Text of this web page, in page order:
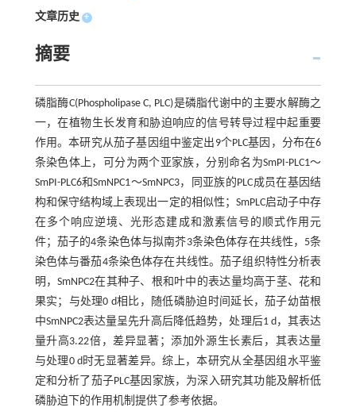
文章历史 +
摘要
磷脂酶C(Phospholipase C, PLC)是磷脂代谢中的主要水解酶之
一，在植物生长发育和胁迫响应的信号转导过程中起重要
作用。本研究从茄子基因组中鉴定出9个PLC基因，分布在6
条染色体上，可分为两个亚家族，分别命名为SmPI-PLC1～
SmPI-PLC6和SmNPC1～SmNPC3，同亚族的PLC成员在基因结
构和保守结构域上表现出一定的相似性；SmPLC启动子中存
在多个响应逆境、光形态建成和激素信号的顺式作用元
件；茄子的4条染色体与拟南芥3条染色体存在共线性，5条
染色体与番茄4条染色体存在共线性。茄子组织特性分析表
明，SmNPC2在其种子、根和叶中的表达量均高于茎、花和
果实；与处理0 d相比，随低磷胁迫时间延长，茄子幼苗根
中SmNPC2表达量呈先升高后降低趋势，处理后1 d，其表达
量升高3.22倍，差异显著；添加外源生长素后，其表达量
与处理0 d时无显著差异。综上，本研究从全基因组水平鉴
定和分析了茄子PLC基因家族，为深入研究其功能及解析低
磷胁迫下的作用机制提供了参考依据。